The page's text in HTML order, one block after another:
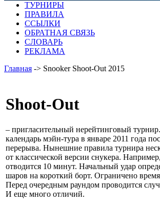
ТУРНИРЫ
ПРАВИЛА
ССЫЛКИ
ОБРАТНАЯ СВЯЗЬ
СЛОВАРЬ
РЕКЛАМА
Главная -> Snooker Shoot-Out 2015
Shoot-Out
– пригласительный нерейтинговый
календарь мэйн-тура в январе 2011 года
перерыва. Нынешние правила турнира
от классической версии снукера.
отводится 10 минут. Начальный удар
шаров на короткий борт. Ограничено
Перед очередным раундом проводится
И еще много отличий.